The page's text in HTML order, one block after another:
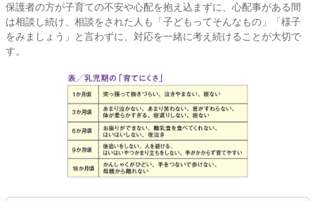
保護者の方が子育ての不安や心配を抱え込まずに、心配事がある間
は相談し続け、相談をされた人も「子どもってそんなもの」「様子
をみましょう」と言わずに、対応を一緒に考え続けることが大切で
す。